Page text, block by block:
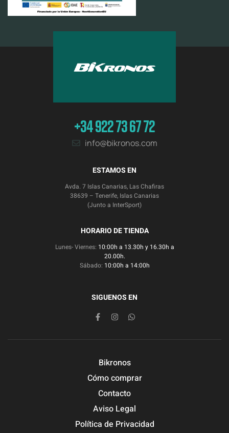
+34 922 73 67 72
info@bikronos.com
ESTAMOS EN
Avda. 7 Islas Canarias, Las Chafiras
38639 – Tenerife, Islas Canarias
(Junto a InterSport)
HORARIO DE TIENDA
Lunes- Viernes: 10:00h a 13.30h y 16.30h a
20.00h.
Sábado: 10:00h a 14:00h
SIGUENOS EN
Bikronos
Cómo comprar
Contacto
Aviso Legal
Política de Privacidad